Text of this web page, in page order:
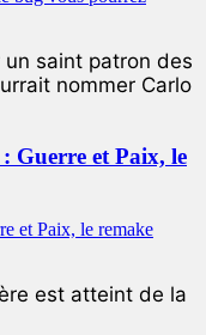
un saint patron des
nommer Carlo
Guerre et Paix, le
est atteint de la